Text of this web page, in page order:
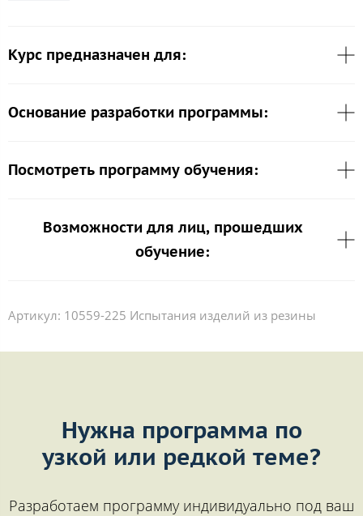
Курс предназначен для:
Основание разработки программы:
Посмотреть программу обучения:
Возможности для лиц, прошедших
обучение:
Артикул: 10559-225 Испытания изделий из резины
Нужна программа по
узкой или редкой теме?
Разработаем программу индивидуально под ваш